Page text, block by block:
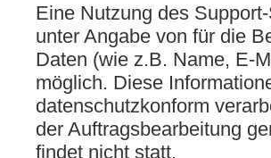
Eine Nutzung des
unter Angabe von für die
Daten (wie z.B. Name, E-
möglich. Diese
datenschutzkonform
der Auftragsbearbeitung
findet nicht statt.